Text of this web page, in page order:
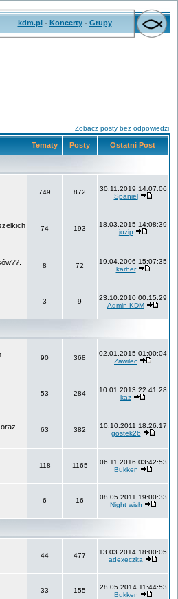
kdm.pl- Koncerty- Grupy
Zobacz posty bez odpowiedzi
Tematy Posty Ostatni Post
749 872
30.11.2019 14:07:06
Spaniel
74 193
18.03.2015 14:08:39
jozip
8 72
19.04.2006 15:07:35
karher
3 9
23.10.2010 00:15:29
Admin KDM
90 368
02.01.2015 01:00:04
Zawilec
53 284
10.01.2013 22:41:28
kaz
63 382
10.10.2011 18:26:17
gostek26
118 1165
06.11.2016 03:42:53
Bukken
6 16
08.05.2011 19:00:33
Night wish
44 477
13.03.2014 18:00:05
adexeczka
33 155
28.05.2014 11:44:53
Bukken